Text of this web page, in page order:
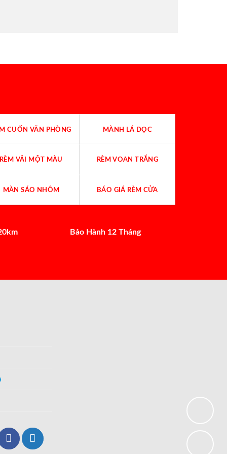
CUỐN VĂN PHÒNG MÀNH LÁ DỌC
RÈM VẢI MỘT MÀU RÈM VOAN TRẮNG
MÀN SÁO NHÔM BÁO GIÁ RÈM CỬA
Bảo Hành 12 Tháng